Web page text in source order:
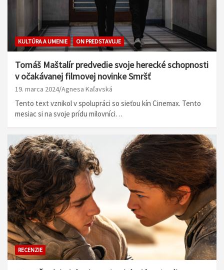
KULTÚRA A UMENIE ON PREDSTAVUJE
Tomáš Maštalír predvedie svoje herecké schopnosti
v očakávanej filmovej novinke Smršť
19. marca 2024 Agnesa Kaľavská
Tento text vznikol v spolupráci so sieťou kín Cinemax. Tento
mesiac si na svoje prídu milovníci…
RECENZIE